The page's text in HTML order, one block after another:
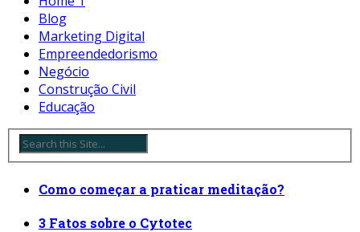
Blog
Marketing Digital
Empreendedorismo
Negócio
Construção Civil
Educação
Como começar a praticar meditação?
3 Fatos sobre o Cytotec